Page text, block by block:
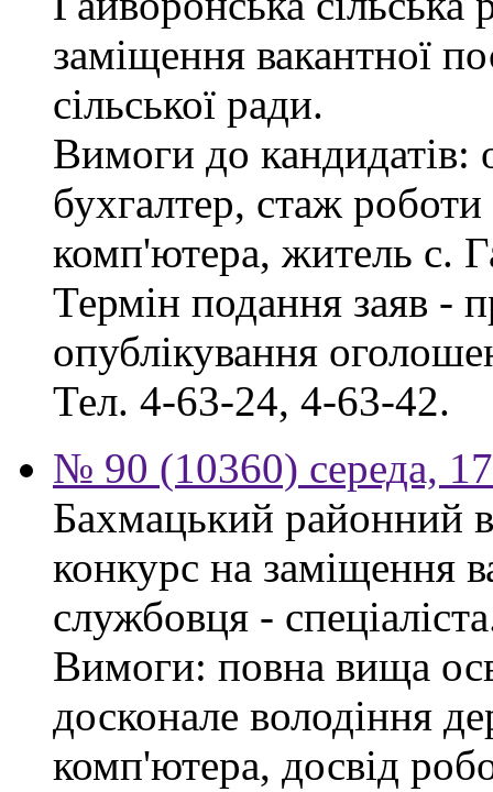
заміщення вакантної
сільської ради.
Вимоги до кандидатів:
бухгалтер, стаж
комп'ютера, житель с.
Термін подання заяв -
опублікування
Тел. 4-63-24, 4-63-42.
№ 90 (10360) середа,
Бахмацький районний
конкурс на заміщення
службовця -
Вимоги: повна вища
досконале володіння
комп'ютера, досвід